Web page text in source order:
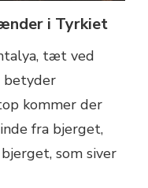
i Tyrkiet
tæt ved
betyder
kommer der
fra bjerget,
som siver